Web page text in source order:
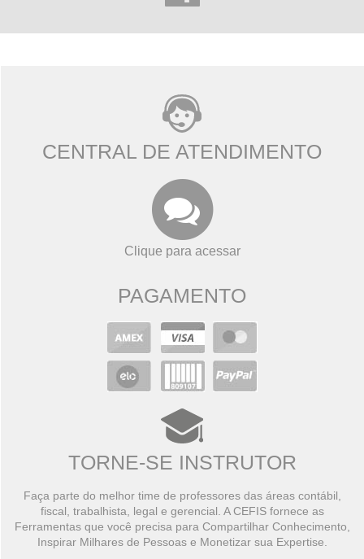
CENTRAL DE ATENDIMENTO
Clique para acessar
PAGAMENTO
TORNE-SE INSTRUTOR
Faça parte do melhor time de professores das áreas contábil,
fiscal, trabalhista, legal e gerencial. A CEFIS fornece as
Ferramentas que você precisa para Compartilhar Conhecimento,
Inspirar Milhares de Pessoas e Monetizar sua Expertise.